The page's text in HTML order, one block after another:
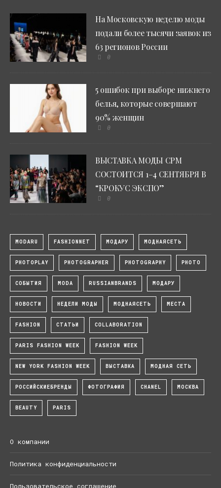
На Московскую неделю моды
подали более тысячи заявок из
63 регионов России
0
5 ошибок при выборе нижнего
белья, которые совершают
90% женщин
0
ВЫСТАВКА МОДЫ CPM
СОСТОИТСЯ 1–4 СЕНТЯБРЯ В
“КРОКУС ЭКСПО”
0
MODARU FASHIONNET МОДАРУ МОДНАЯСЕТЬ
PHOTOPLAY PHOTOGRAPHER PHOTOGRAPHY PHOTO
СОБЫТИЯ MODA RUSSIANBRANDS МОДАРУ
НОВОСТИ НЕДЕЛИ МОДЫ МОДНАЯСЕТЬ МЕСТА
FASHION СТАТЬИ COLLABORATION
PARIS FASHION WEEK FASHION WEEK
NEW YORK FASHION WEEK ВЫСТАВКА МОДНАЯ СЕТЬ
РОССИЙСКИЕБРЕНДЫ ФОТОГРАФИЯ CHANEL МОСКВА
BEAUTY PARIS
О компании
Политика конфиденциальности
Пользовательское соглашение